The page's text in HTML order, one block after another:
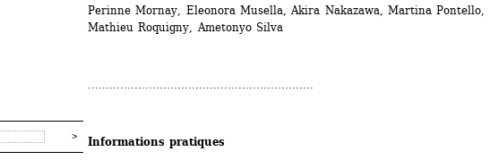
Perinne Mornay, Eleonora Musella, Akira Nakazawa, Martina Pontello,
Mathieu Roquigny, Ametonyo Silva
...............................................................
Informations pratiques